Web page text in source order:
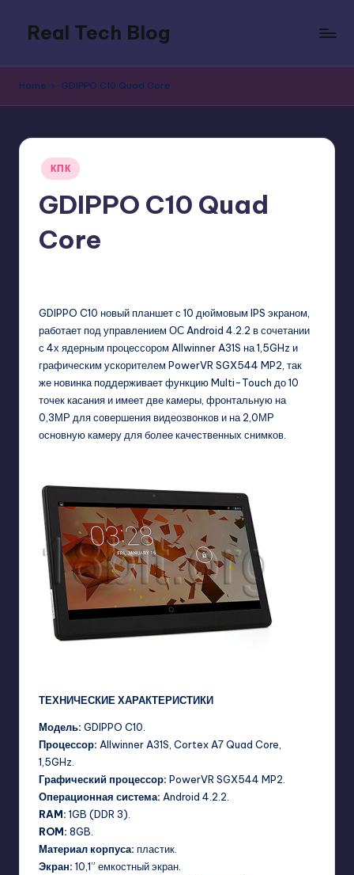
content
Real Tech Blog
on
and
digital
policy.
Home GDIPPO C10 Quad Core
Posted
in
КПК
GDIPPO C10 Quad
Core
GDIPPO C10 новый планшет с 10 дюймовым IPS экраном,
работает под управлением ОС Android 4.2.2 в сочетании
с 4х ядерным процессором Allwinner A31S на 1,5GHz и
графическим ускорителем PowerVR SGX544 MP2, так
же новинка поддерживает функцию Multi-Touch до 10
точек касания и имеет две камеры , фронтальную на
0,3МР для совершения видеозвонков и на 2,0МР
основную камеру для более качественных снимков.
ТЕХНИЧЕСКИЕ ХАРАКТЕРИСТИКИ
Модель: GDIPPO C10.
Процессор: Allwinner A31S, Cortex A7 Quad Core,
1,5GHz.
Графический процессор: PowerVR SGX544 MP2.
Операционная система: Android 4.2.2.
RAM: 1GB (DDR 3).
ROM: 8GB.
Материал корпуса: пластик.
Экран: 10,1” емкостный экран.